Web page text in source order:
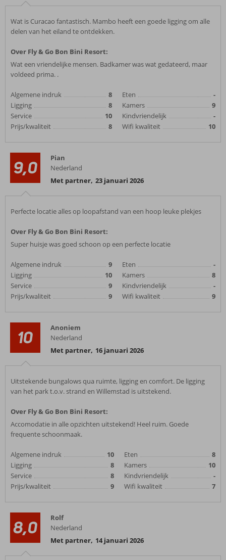
Wat is Curacao fantastisch. Mambo heeft een goede ligging om alle
delen van het eiland te ontdekken.
Over Fly & Go Bon Bini Resort:
Wat een vriendelijke mensen. Badkamer was wat gedateerd, maar
voldeed prima. .
Algemene indruk
8
Ligging
8
Service
10
Prijs/kwaliteit
8
Eten
-
Kamers
9
Kindvriendelijk
-
Wifi kwaliteit
10
9,0
Pian
Nederland
Met partner, 23 januari 2026
Perfecte locatie alles op loopafstand van een hoop leuke plekjes
Over Fly & Go Bon Bini Resort:
Super huisje was goed schoon op een perfecte locatie
Algemene indruk
9
Ligging
10
Service
9
Prijs/kwaliteit
9
Eten
-
Kamers
8
Kindvriendelijk
-
Wifi kwaliteit
9
10
Anoniem
Nederland
Met partner, 16 januari 2026
Uitstekende bungalows qua ruimte, ligging en comfort. De ligging
van het park t.o.v. strand en Willemstad is uitstekend.
Over Fly & Go Bon Bini Resort:
Accomodatie in alle opzichten uitstekend! Heel ruim. Goede
frequente schoonmaak.
Algemene indruk
10
Ligging
8
Service
8
Prijs/kwaliteit
9
Eten
8
Kamers
10
Kindvriendelijk
-
Wifi kwaliteit
7
8,0
Rolf
Nederland
Met partner, 14 januari 2026